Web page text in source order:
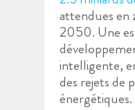
attendues en
2050. Une
intelligente,
des rejets de
énergétiques.